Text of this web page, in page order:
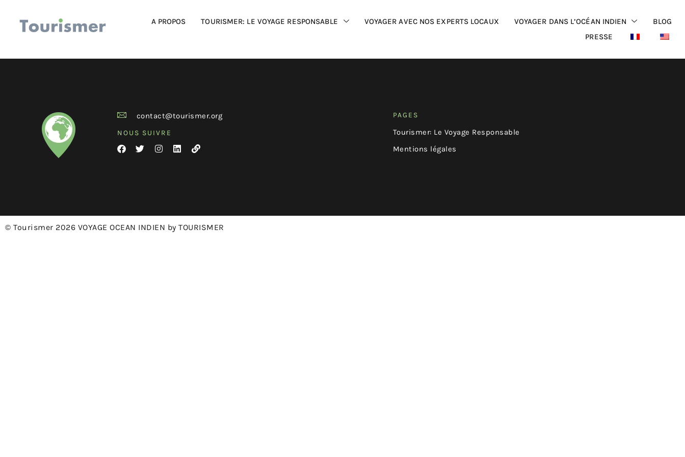
A PROPOS TOURISMER: LE VOYAGE RESPONSABLE VOYAGER AVEC NOS EXPERTS LOCAUX VOYAGER DANS L’OCÉAN INDIEN
BLOG
PRESSE
contact@tourismer.org
NOUS SUIVRE
PAGES
Tourismer: Le Voyage Responsable
Mentions légales
© Tourismer 2026 VOYAGE OCEAN INDIEN by TOURISMER